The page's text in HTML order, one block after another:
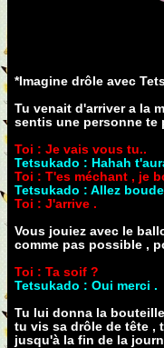
*Imagine drôle avec
Tu venait d'arriver a la
sentis une personne te
Toi : Je vais vous tu..
Tetsukado : Hahah
Toi : T'es méchant , je
Tetsukado : Allez
Toi : J'arrive .
Vous jouiez avec le
comme pas possible ,
Toi : Ta soif ?
Tetsukado : Oui merci .
Tu lui donna la
tu vis sa drôle de tête ,
jusqu'à la fin de la